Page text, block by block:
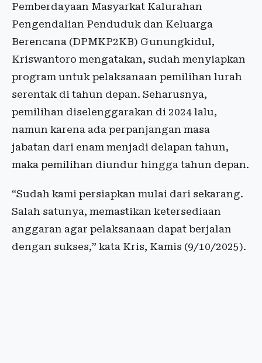
Pemberdayaan Masyarkat Kalurahan
Pengendalian Penduduk dan Keluarga
Berencana (DPMKP2KB) Gunungkidul,
Kriswantoro mengatakan, sudah menyiapkan
program untuk pelaksanaan pemilihan lurah
serentak di tahun depan. Seharusnya,
pemilihan diselenggarakan di 2024 lalu,
namun karena ada perpanjangan masa
jabatan dari enam menjadi delapan tahun,
maka pemilihan diundur hingga tahun depan.
“Sudah kami persiapkan mulai dari sekarang.
Salah satunya, memastikan ketersediaan
anggaran agar pelaksanaan dapat berjalan
dengan sukses,” kata Kris, Kamis (9/10/2025).